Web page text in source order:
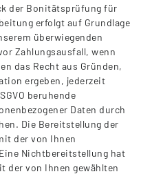
der Bonitätsprüfung für
erfolgt auf Grundlage
überwiegenden
Zahlungsausfall, wenn
das Recht aus Gründen,
ergeben, jederzeit
beruhende
Daten durch
Die Bereitstellung der
der von Ihnen
Nichtbereitstellung hat
der von Ihnen gewählten